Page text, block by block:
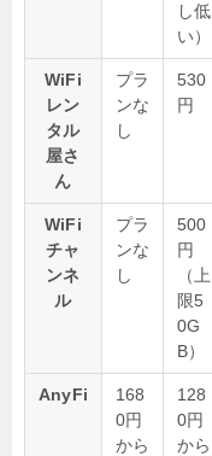
し低
い）
WiFi
レン
タル
屋さ
ん
プラ
ンな
し
530
円
WiFi
チャ
ンネ
ル
プラ
ンな
し
500
円
（上
限5
0G
B）
AnyFi
168
0円
から
128
0円
から